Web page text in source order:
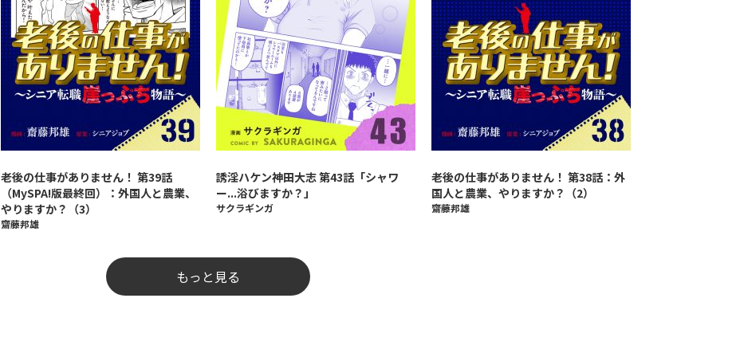
老後の仕事がありません！ 第39話
（MySPA!版最終回）：外国人と農業、
やりますか？（3）
齋藤邦雄
誘淫ハケン神田大志 第43話「シャワ
ー...浴びますか？」
サクラギンガ
老後の仕事がありません！ 第38話：外
国人と農業、やりますか？（2）
齋藤邦雄
もっと見る